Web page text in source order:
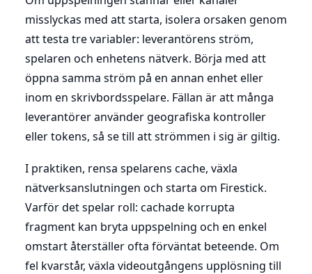
misslyckas med att starta, isolera orsaken genom
att testa tre variabler: leverantörens ström,
spelaren och enhetens nätverk. Börja med att
öppna samma ström på en annan enhet eller
inom en skrivbordsspelare. Fällan är att många
leverantörer använder geografiska kontroller
eller tokens, så se till att strömmen i sig är giltig.
I praktiken, rensa spelarens cache, växla
nätverksanslutningen och starta om Firestick.
Varför det spelar roll: cachade korrupta
fragment kan bryta uppspelning och en enkel
omstart återställer ofta förväntat beteende. Om
fel kvarstår, växla videoutgångens upplösning till